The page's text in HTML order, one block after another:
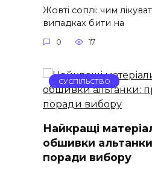
Жовті соплі: чим
випадках бити на
0 17
СУСПІЛЬСТВО
Найкращі
обшивки
поради вибору